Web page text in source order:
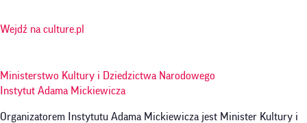
Wejdź na culture.pl
Ministerstwo Kultury i Dziedzictwa Narodowego
Instytut Adama Mickiewicza
Organizatorem Instytutu Adama Mickiewicza jest Minister Kultury i